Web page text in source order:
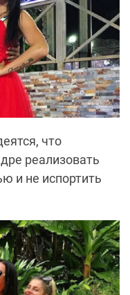
что
реализовать
и не испортить